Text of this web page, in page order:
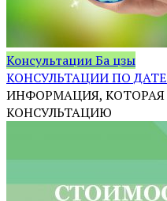
Консультации Ба цзы
КОНСУЛЬТАЦИИ ПО
ИНФОРМАЦИЯ,
КОНСУЛЬТАЦИЮ